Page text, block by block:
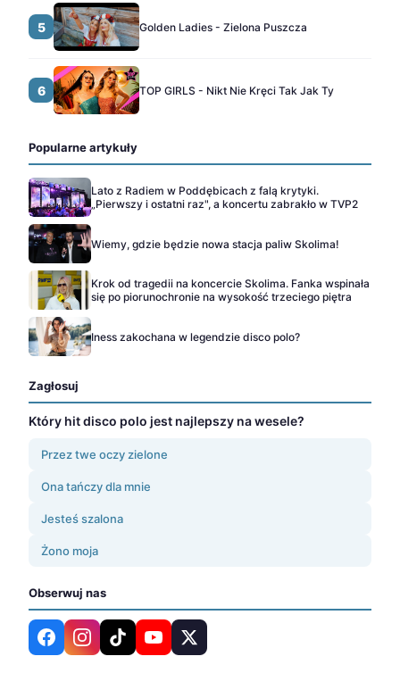
5 Golden Ladies - Zielona Puszcza
6 TOP GIRLS - Nikt Nie Kręci Tak Jak Ty
Popularne artykuły
Lato z Radiem w Poddębicach z falą krytyki.
„Pierwszy i ostatni raz", a koncertu zabrakło w TVP2
Wiemy, gdzie będzie nowa stacja paliw Skolima!
Krok od tragedii na koncercie Skolima. Fanka wspinała
się po piorunochronie na wysokość trzeciego piętra
Iness zakochana w legendzie disco polo?
Zagłosuj
Który hit disco polo jest najlepszy na wesele?
Przez twe oczy zielone
Ona tańczy dla mnie
Jesteś szalona
Żono moja
Obserwuj nas